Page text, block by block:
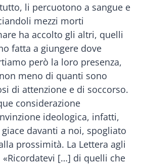
li percuotono a sangue e
mezzi morti
ha accolto gli altri, quelli
fatta a giungere dove
però la loro presenza,
meno di quanti sono
di attenzione e di soccorso.
considerazione
ideologica, infatti,
davanti a noi, spogliato
prossimità. La Lettera agli
«Ricordatevi […] di quelli che